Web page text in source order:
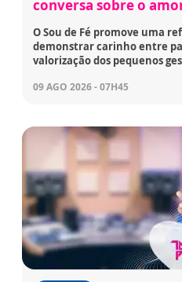
conversa sobre o
O Sou de Fé promove uma
demonstrar carinho entre
valorização dos pequenos
09 AGO 2026 - 07H45